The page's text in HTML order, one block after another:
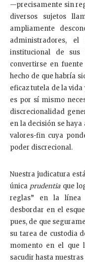
—precisamente sin
diversos sujetos
ampliamente
administradores,
institucional de sus
convertirse en
hecho de que habría
eficaz tutela de la
es por sí mismo
discrecionalidad
en la decisión se
valores-fin cuya
poder discrecional.
Nuestra judicatura
única prudentiaque
reglas” en la línea
desbordar en el
pues, de que
su tarea de custodia
momento en el que
sacudir hasta